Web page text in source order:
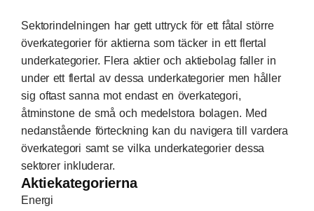
Sektorindelningen har gett uttryck för ett fåtal större
överkategorier för aktierna som täcker in ett flertal
underkategorier. Flera aktier och aktiebolag faller in
under ett flertal av dessa underkategorier men håller
sig oftast sanna mot endast en överkategori,
åtminstone de små och medelstora bolagen. Med
nedanstående förteckning kan du navigera till vardera
överkategori samt se vilka underkategorier dessa
sektorer inkluderar.
Aktiekategorierna
Energi